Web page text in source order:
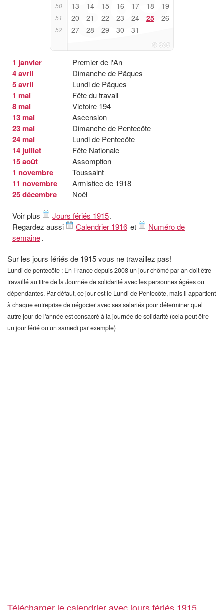
50 13 14 15 16 17 18 19
51 20 21 22 23 24 25 26
52 27 28 29 30 31
1 janvier Premier de l'An
4 avril Dimanche de Pâques
5 avril Lundi de Pâques
1 mai Fête du travail
8 mai Victoire 194
13 mai Ascension
23 mai Dimanche de Pentecôte
24 mai Lundi de Pentecôte
14 juillet Fête Nationale
15 août Assomption
1 novembre Toussaint
11 novembre Armistice de 1918
25 décembre
Noël
Voir plus
Jours fériés 1915.
Regardez aussi
Calendrier 1916 et
Numéro de
semaine.
Sur les jours fériés de 1915 vous ne travaillez pas!
Lundi de pentecôte : En France depuis 2008 un jour chômé par an doit être
travaillé au titre de la Journée de solidarité avec les personnes âgées ou
dépendantes. Par défaut, ce jour est le Lundi de Pentecôte, mais il appartient
à chaque entreprise de négocier avec ses salariés pour déterminer quel
autre jour de l'année est consacré à la journée de solidarité (cela peut être
un jour férié ou un samedi par exemple)